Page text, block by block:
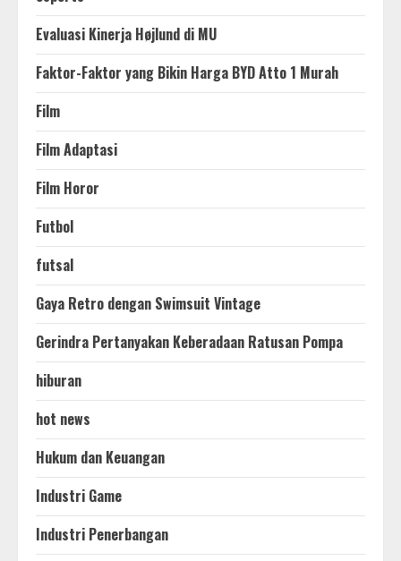
Evaluasi Kinerja Højlund di MU
Faktor-Faktor yang Bikin Harga BYD Atto 1 Murah
Film
Film Adaptasi
Film Horor
Futbol
futsal
Gaya Retro dengan Swimsuit Vintage
Gerindra Pertanyakan Keberadaan Ratusan Pompa
hiburan
hot news
Hukum dan Keuangan
Industri Game
Industri Penerbangan